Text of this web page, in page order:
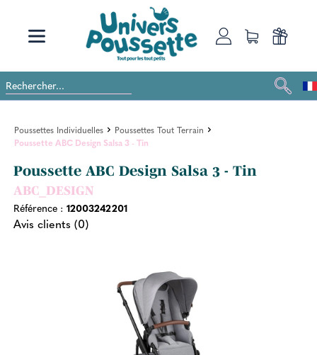
Poussettes Individuelles
Poussettes Tout Terrain
Poussette ABC Design Salsa 3 - Tin
Poussette ABC Design Salsa 3 - Tin
ABC_DESIGN
Référence : 12003242201
Avis clients (0)